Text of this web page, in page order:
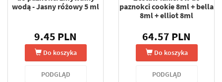
wodą - Jasny różowy 5 ml
9.45 PLN
Do koszyka
PODGLĄD
paznokci cookie 8ml + bella
8ml + elliot 8ml
64.57 PLN
Do koszyka
PODGLĄD